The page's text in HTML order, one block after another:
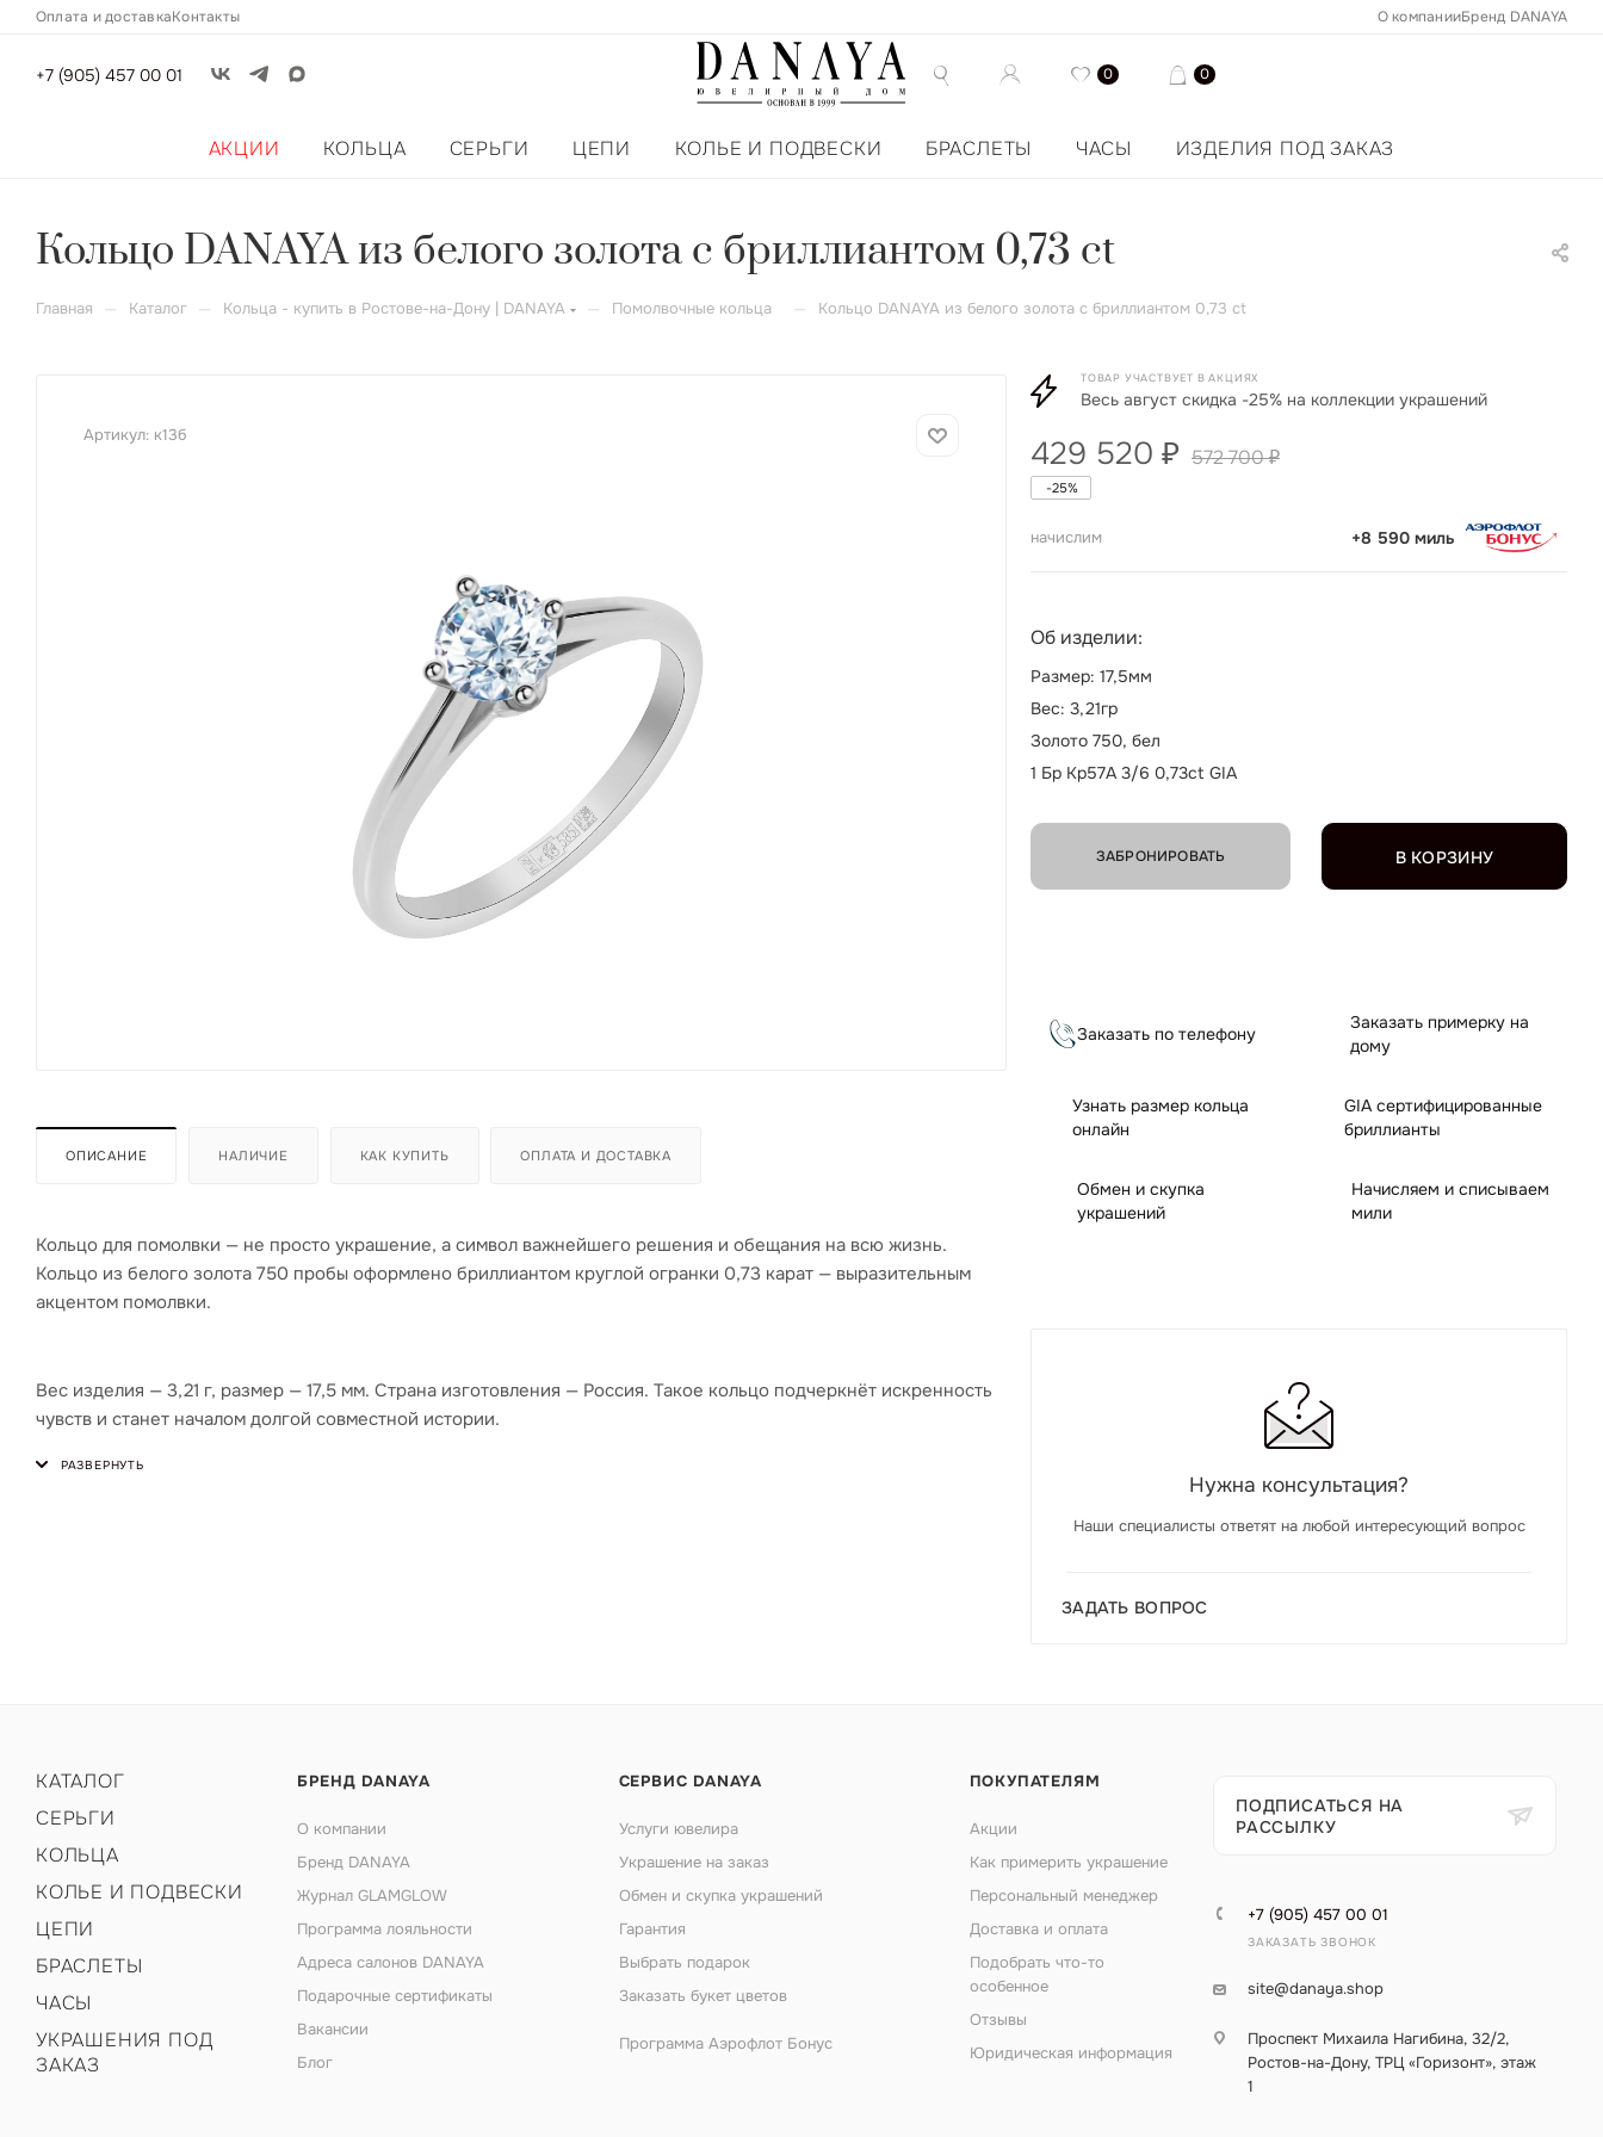
Оплата и доставкаКонтакты О компанииБренд DANAYA
+7 (905) 457 00 01 0 0
АКЦИИ КОЛЬЦА СЕРЬГИ ЦЕПИ КОЛЬЕ И ПОДВЕСКИ БРАСЛЕТЫ ЧАСЫ ИЗДЕЛИЯ ПОД ЗАКАЗ
Кольцо DANAYA из белого золота с бриллиантом 0,73 ct
Главная — Каталог — Кольца - купить в Ростове-на-Дону | DANAYA — Помолвочные кольца — Кольцо DANAYA из белого золота с бриллиантом 0,73 ct
Артикул: к13б
ОПИСАНИЕ НАЛИЧИЕ КАК КУПИТЬ ОПЛАТА И ДОСТАВКА
Кольцо для помолвки — не просто украшение, а символ важнейшего решения и обещания на всю жизнь.
Кольцо из белого золота 750 пробы оформлено бриллиантом круглой огранки 0,73 карат — выразительным
акцентом помолвки.
Вес изделия — 3,21 г, размер — 17,5 мм. Страна изготовления — Россия. Такое кольцо подчеркнёт искренность
чувств и станет началом долгой совместной истории.
ТОВАР УЧАСТВУЕТ В АКЦИЯХ
Весь август скидка -25% на коллекции украшений
429 520 ₽ 572 700₽
-25%
начислим +8 590 миль
В КОРЗИНУ
Об изделии:
Размер: 17,5мм
Вес: 3,21гр
Золото 750, бел
1 Бр Кр57А 3/6 0,73ct GIA
ЗАБРОНИРОВАТЬ
Заказать по телефону
Заказать примерку на
дому
Узнать размер кольца
онлайн
GIA сертифицированные
бриллианты
Обмен и скупка
украшений
Начисляем и списываем
мили
Нужна консультация?
Наши специалисты ответят на любой интересующий вопрос
ЗАДАТЬ ВОПРОС
КАТАЛОГ
СЕРЬГИ
КОЛЬЦА
КОЛЬЕ И ПОДВЕСКИ
ЦЕПИ
БРАСЛЕТЫ
ЧАСЫ
УКРАШЕНИЯ ПОД
ЗАКАЗ
БРЕНД DANAYA
О компании
Бренд DANAYA
Журнал GLAMGLOW
Программа лояльности
Адреса салонов DANAYA
Подарочные сертификаты
Вакансии
Блог
СЕРВИС DANAYA
Услуги ювелира
Украшение на заказ
Обмен и скупка украшений
Гарантия
Выбрать подарок
Заказать букет цветов
Программа Аэрофлот Бонус
ПОКУПАТЕЛЯМ
Акции
Как примерить украшение
Персональный менеджер
Доставка и оплата
Подобрать что-то
особенное
Отзывы
Юридическая информация
ПОДПИСАТЬСЯ НА
РАССЫЛКУ
+7 (905) 457 00 01
ЗАКАЗАТЬ ЗВОНОК
site@danaya.shop
Проспект Михаила Нагибина, 32/2,
Ростов-на-Дону, ТРЦ «Горизонт», этаж
1